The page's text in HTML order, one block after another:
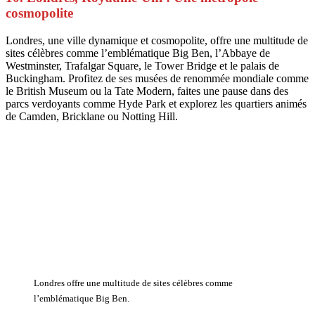
cosmopolite
Londres, une ville dynamique et cosmopolite, offre une multitude de
sites célèbres comme l’emblématique Big Ben, l’Abbaye de
Westminster, Trafalgar Square, le Tower Bridge et le palais de
Buckingham. Profitez de ses musées de renommée mondiale comme
le British Museum ou la Tate Modern, faites une pause dans des
parcs verdoyants comme Hyde Park et explorez les quartiers animés
de Camden, Bricklane ou Notting Hill.
Londres offre une multitude de sites célèbres comme
l’emblématique Big Ben.